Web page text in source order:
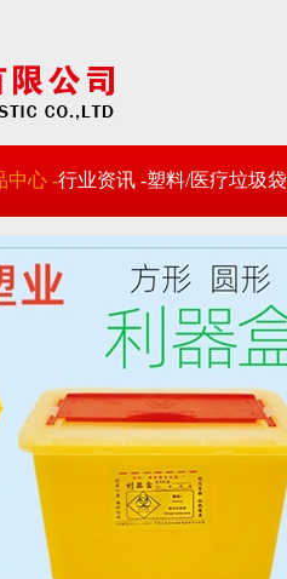
中心 -行业资讯 -塑料/医疗垃圾